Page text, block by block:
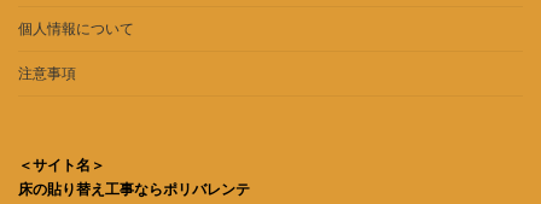
個人情報について
注意事項
＜サイト名＞
床の貼り替え工事ならポリバレンテ